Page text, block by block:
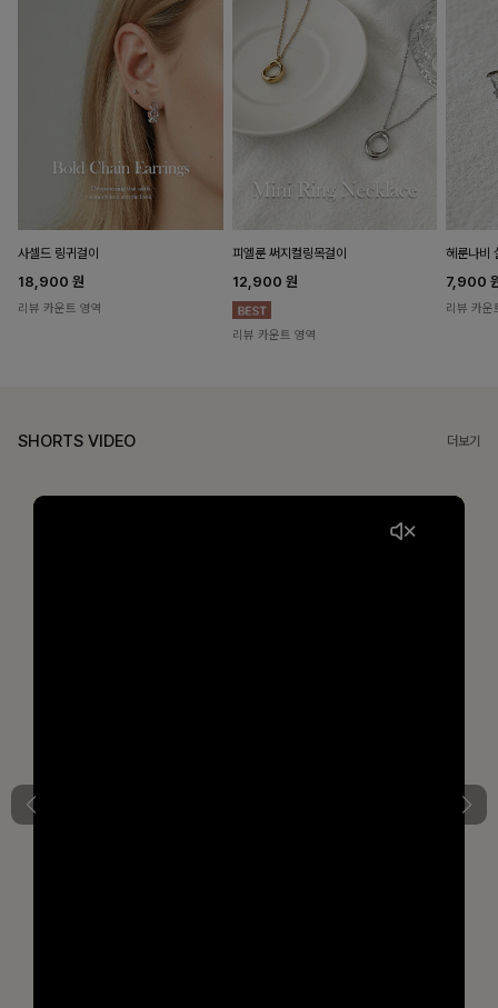
사셀드 링귀걸이
18,900 원
리뷰 카운트 영역
피엘룬 써지컬링목걸이
12,900 원
리뷰 카운트 영역
헤룬나비
7,900
리뷰 카운
SHORTS VIDEO 더보기